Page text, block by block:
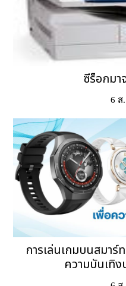
ซีร็อกมา
6 ส
การเล่นเกมบนสมา
ความบันเทิ